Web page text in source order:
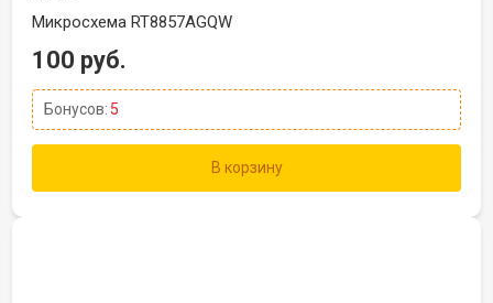
Микросхема RT8857AGQW
100 руб.
Бонусов: 5
В корзину